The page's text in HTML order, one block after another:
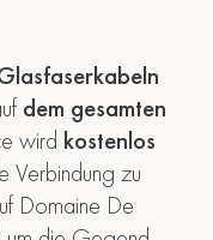
dem gesamten
wird kostenlos
Verbindung zu
Domaine De